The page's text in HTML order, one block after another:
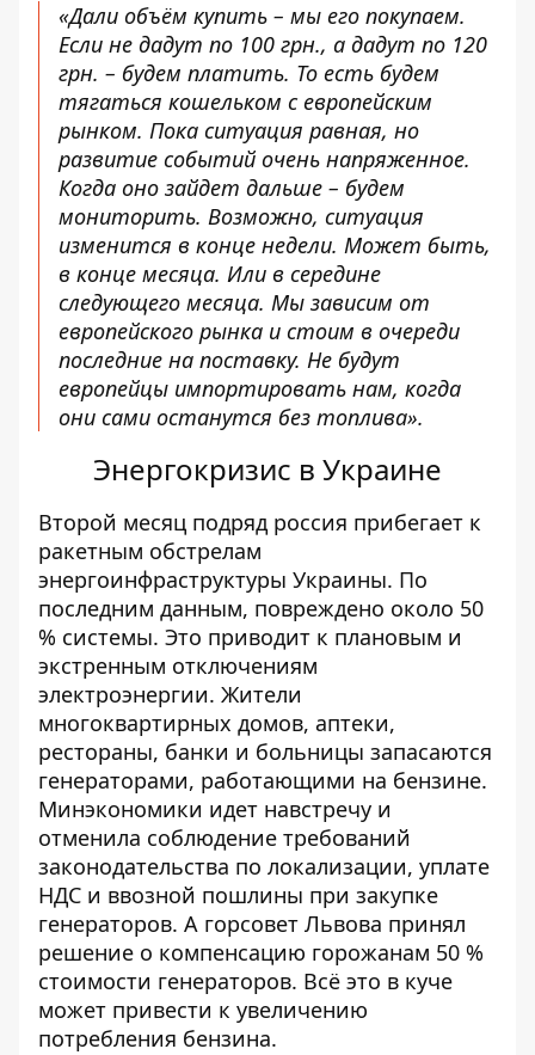
«Дали объём купить – мы его покупаем.
Если не дадут по 100 грн., а дадут по 120
грн. – будем платить. То есть будем
тягаться кошельком с европейским
рынком. Пока ситуация равная, но
развитие событий очень напряженное.
Когда оно зайдет дальше – будем
мониторить. Возможно, ситуация
изменится в конце недели. Может быть,
в конце месяца. Или в середине
следующего месяца. Мы зависим от
европейского рынка и стоим в очереди
последние на поставку. Не будут
европейцы импортировать нам, когда
они сами останутся без топлива».
Энергокризис в Украине
Второй месяц подряд россия прибегает к
ракетным обстрелам
энергоинфраструктуры Украины. По
последним данным, повреждено около 50
% системы. Это приводит к плановым и
экстренным отключениям
электроэнергии. Жители
многоквартирных домов, аптеки,
рестораны, банки и больницы запасаются
генераторами, работающими на бензине.
Минэкономики идет навстречу и
отменила соблюдение требований
законодательства по локализации, уплате
НДС и ввозной пошлины при закупке
генераторов. А горсовет Львова принял
решение о компенсацию горожанам 50 %
стоимости генераторов. Всё это в куче
может привести к увеличению
потребления бензина.